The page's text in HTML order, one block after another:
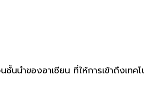
ำของอาเซียน ที่ให้การเข้าถึงเทคโ